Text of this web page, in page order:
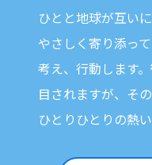
ひとと地球が互い
やさしく寄り添っ
考え、行動します。
目されますが、 そ
ひとりひとりの熱